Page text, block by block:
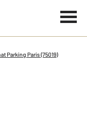
Parking Paris (75019)